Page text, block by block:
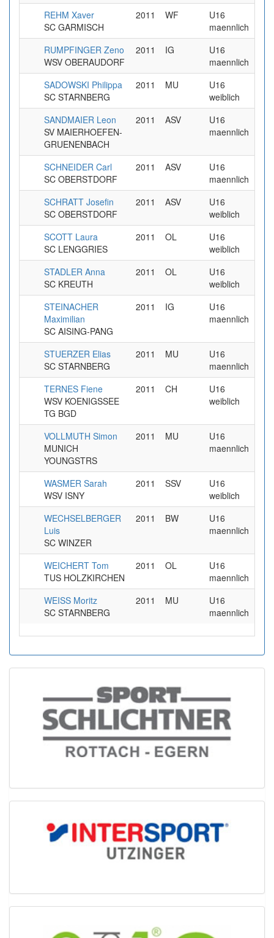
REHM Xaver
SC GARMISCH
2011 WF
U16
maennlich
RUMPFINGER Zeno
WSV OBERAUDORF
2011 IG
U16
maennlich
SADOWSKI Philippa
SC STARNBERG
2011 MU
U16
weiblich
SANDMAIER Leon
SV MAIERHOEFEN-
GRUENENBACH
2011 ASV
U16
maennlich
SCHNEIDER Carl
SC OBERSTDORF
2011 ASV
U16
maennlich
SCHRATT Josefin
SC OBERSTDORF
2011 ASV
U16
weiblich
SCOTT Laura
SC LENGGRIES
2011 OL
U16
weiblich
STADLER Anna
SC KREUTH
2011 OL
U16
weiblich
STEINACHER
Maximilian
SC AISING-PANG
2011 IG
U16
maennlich
STUERZER Elias
SC STARNBERG
2011 MU
U16
maennlich
TERNES Fiene
WSV KOENIGSSEE
TG BGD
2011 CH
U16
weiblich
VOLLMUTH Simon
MUNICH
YOUNGSTRS
2011 MU
U16
maennlich
WASMER Sarah
WSV ISNY
2011 SSV
U16
weiblich
WECHSELBERGER
Luis
SC WINZER
2011 BW
U16
maennlich
WEICHERT Tom
TUS HOLZKIRCHEN
2011 OL
U16
maennlich
WEISS Moritz
SC STARNBERG
2011 MU
U16
maennlich